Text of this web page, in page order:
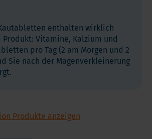
enthalten wirklich
Vitamine, Kalzium und
pro Tag (2 am Morgen und 2
Sie nach der Magenverkleinerung
Produkte anzeigen